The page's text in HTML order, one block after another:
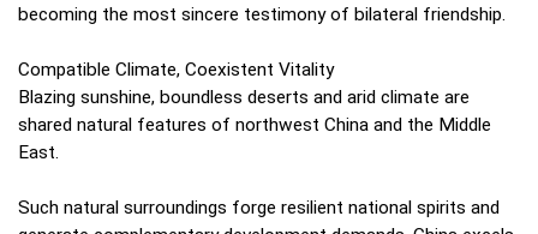
becoming the most sincere testimony of bilateral friendship.
Compatible Climate, Coexistent Vitality
Blazing sunshine, boundless deserts and arid climate are
shared natural features of northwest China and the Middle
East.
Such natural surroundings forge resilient national spirits and